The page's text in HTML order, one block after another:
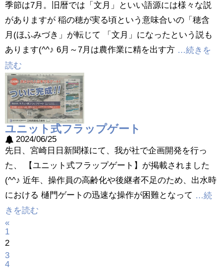
季節は7月。旧暦では「文月」といい語源には様々な説
がありますが 稲の穂が実る頃という意味合いの「穂含
月(ほふみづき」が転じて 「文月」になったという説も
あります(^^♪ 6月～7月は農作業に精を出す方 …続きを
読む
ユニット式フラップゲート
2024/06/25
先日、宮崎日日新聞様にて、我が社で企画開発を行っ
た、 【ユニット式フラップゲート】が掲載されました
(^^♪ 近年、操作員の高齢化や後継者不足のため、出水時
における 樋門ゲートの迅速な操作が困難となって …続
きを読む
«
1
2
3
4